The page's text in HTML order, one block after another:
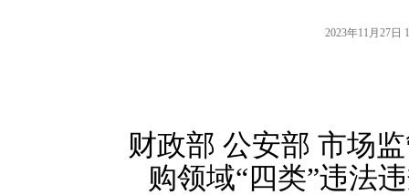
2023年11月27日
财政部 公安部 市场
购领域“四类”违法